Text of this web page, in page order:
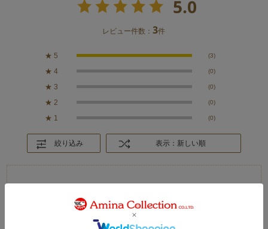
5.0
レビュー件数：3件
★ 5 (3)
★ 4 (0)
★ 3 (0)
★ 2 (0)
★ 1 (0)
絞り込み 表示：新しい順
オーバーサイズで袖丈長い